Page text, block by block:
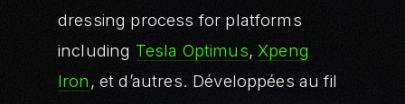
dressing process for platforms
including Tesla Optimus, Xpeng
Iron , et d’autres. Développées au fil